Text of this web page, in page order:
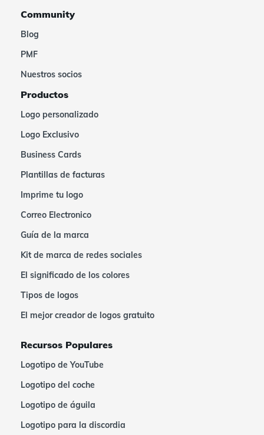
Community
Blog
PMF
Nuestros socios
Productos
Logo personalizado
Logo Exclusivo
Business Cards
Plantillas de facturas
Imprime tu logo
Correo Electronico
Guía de la marca
Kit de marca de redes sociales
El significado de los colores
Tipos de logos
El mejor creador de logos gratuito
Recursos Populares
Logotipo de YouTube
Logotipo del coche
Logotipo de águila
Logotipo para la discordia